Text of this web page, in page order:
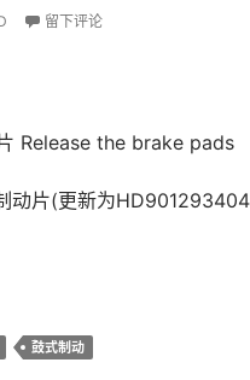
留下评论
Release the brake pads
动片(更新为
鼓式制动